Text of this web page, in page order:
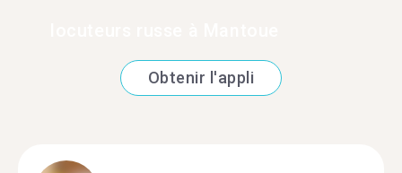
Obtenir l'appli